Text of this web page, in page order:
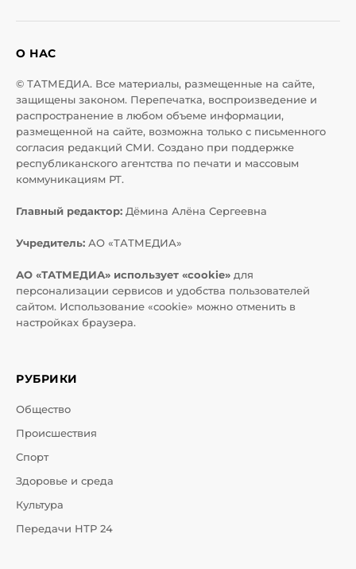
О НАС
© ТАТМЕДИА. Все материалы, размещенные на сайте,
защищены законом. Перепечатка, воспроизведение и
распространение в любом объеме информации,
размещенной на сайте, возможна только с письменного
согласия редакций СМИ. Создано при поддержке
республиканского агентства по печати и массовым
коммуникациям РТ.
Главный редактор: Дёмина Алёна Сергеевна
Учредитель: АО «ТАТМЕДИА»
АО «ТАТМЕДИА» использует «cookie» для
персонализации сервисов и удобства пользователей
сайтом. Использование «cookie» можно отменить в
настройках браузера.
РУБРИКИ
Общество
Происшествия
Спорт
Здоровье и среда
Культура
Передачи НТР 24